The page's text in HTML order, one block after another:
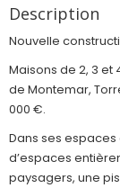
Description
Nouvelle
Maisons de 2, 3
de Montemar,
000 €.
Dans ses
d’espaces
paysagers, une